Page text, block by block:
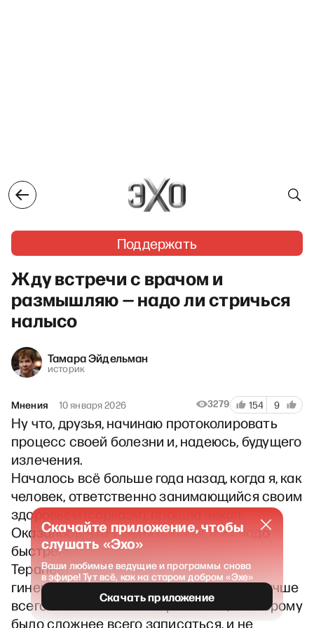
Поддержать
Жду встречи с врачом и
размышляю — надо ли стричься
налысо
Тамара Эйдельман
историк
Мнения 10 января 2026 3279 154 9
Ну что, друзья, начинаю протоколировать
процесс своей болезни и, надеюсь, будущего
излечения.
Началось всё больше года назад, когда я, как
человек, ответственно занимающийся своим
здоровьем (сарказм), прошла чекап.
Оказалось, что у меня полипы, и их надо
быстренько чикнуть.
Терапевт назвала мне несколько
гинекологов, к которым, по её мнению, лучше
всего было пойти. Я выбрала того, к которому
было сложнее всего записаться, и не
Скачайте приложение, чтобы
слушать «Эхо»
Ваши любимые ведущие и программы снова
в эфире! Тут всё, как на старом добром «Эхе»
Скачать приложение